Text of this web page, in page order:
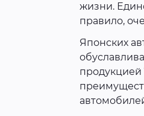
жизни.
правило,
Японских
продукцией